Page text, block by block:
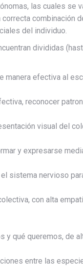
las cuales se
combinación
del individuo.
divididas
manera efectiva al
reconocer
visual del
y expresarse
sistema nervioso
con alta
y qué queremos, de
entre las